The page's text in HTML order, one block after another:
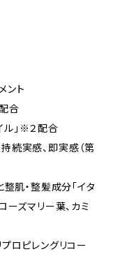
ント
合
ル」※２配合
続実感、即実感（第
肌・整髪成分「イタ
ーズマリー葉、カミ
ロピレングリコー